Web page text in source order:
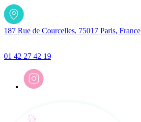
187 Rue de Courcelles, 75017 Paris, France
01 42 27 42 19